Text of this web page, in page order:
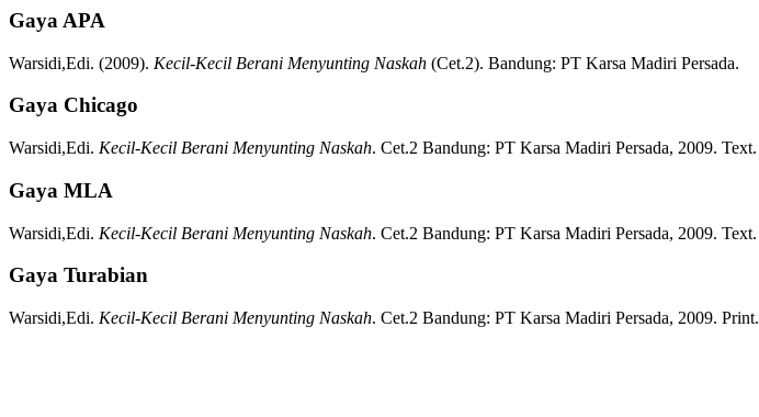
Gaya APA
Warsidi,Edi. (2009). Kecil-Kecil Berani Menyunting Naskah (Cet.2). Bandung: PT Karsa Madiri Persada.
Gaya Chicago
Warsidi,Edi. Kecil-Kecil Berani Menyunting Naskah. Cet.2 Bandung: PT Karsa Madiri Persada, 2009. Text.
Gaya MLA
Warsidi,Edi. Kecil-Kecil Berani Menyunting Naskah. Cet.2 Bandung: PT Karsa Madiri Persada, 2009. Text.
Gaya Turabian
Warsidi,Edi. Kecil-Kecil Berani Menyunting Naskah. Cet.2 Bandung: PT Karsa Madiri Persada, 2009. Print.